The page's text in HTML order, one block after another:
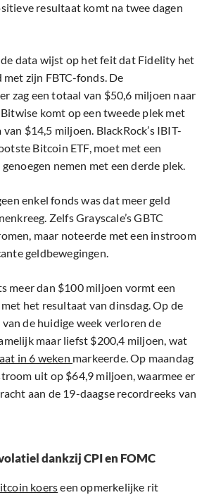
resultaat komt na twee dagen
data wijst op het feit dat Fidelity het
zijn FBTC-fonds. De
zag een totaal van $50,6 miljoen naar
komt op een tweede plek met
$14,5 miljoen. BlackRock’s IBIT-
Bitcoin ETF, moet met een
nemen met een derde plek.
enkel fonds was dat meer geld
Zelfs Grayscale’s GBTC
maar noteerde met een instroom
geldbewegingen.
meer dan $100 miljoen vormt een
het resultaat van dinsdag. Op de
de huidige week verloren de
maar liefst $200,4 miljoen, wat
in 6 weken markeerde. Op maandag
uit op $64,9 miljoen, waarmee er
aan de 19-daagse recordreeks van
dankzij CPI en FOMC
koerseen opmerkelijke rit